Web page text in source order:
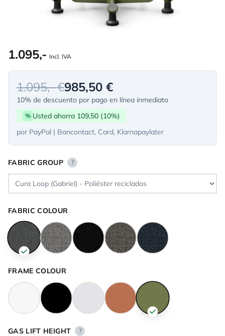
1.095,- Incl. IVA
1.095,- €985,50 €
10% de descuento por pago en línea inmediato
% Usted ahorra 109,50 (10%)
por PayPal | Bancontact, Card, Klarnapaylater
FABRIC GROUP ?
FABRIC COLOUR
FRAME COLOUR
GAS LIFT HEIGHT ?